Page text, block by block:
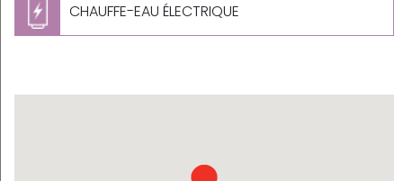
CHAUFFE-EAU ÉLECTRIQUE